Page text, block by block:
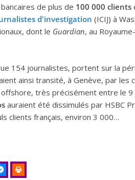
de plus de 100 000 clients
d'investigation (ICIJ) à
dont le Guardian, au
154 journalistes, portent sur la
ainsi transité, à Genève, par les
très précisément entre le
auraient été dissimulés par HSBC
clients français, environ 3 000…